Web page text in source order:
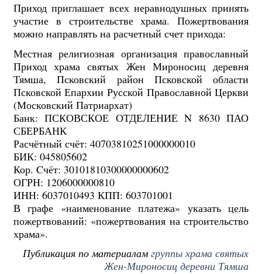
Приход приглашает всех неравнодушных принять
участие в строительстве храма. Пожертвования
можно направлять на расчетный счет прихода:
Местная религиозная организация православный
Приход храма святых Жен Мироносиц деревня
Тямша, Псковский район Псковской области
Псковской Епархии Русской Православной Церкви
(Московский Патриархат)
Банк: ПСКОВСКОЕ ОТДЕЛЕНИЕ N 8630 ПАО
СБЕРБАНК
Расчётный счёт: 40703810251000000010
БИК: 045805602
Кор. Cчёт: 30101810300000000602
ОГРН: 1206000000810
ИНН: 6037010493 КПП: 603701001
В графе «наименование платежа» указать цель
пожертвований: «пожертвования на строительство
храма».
Публикация по материаламгруппы храма святых
Жен-Мироносиц деревни Тямша